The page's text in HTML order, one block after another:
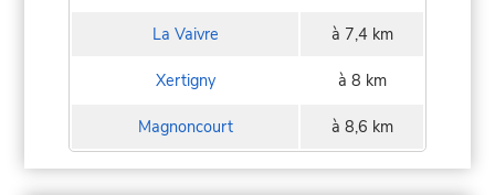
La Vaivre à 7,4 km
Xertigny à 8 km
Magnoncourt à 8,6 km